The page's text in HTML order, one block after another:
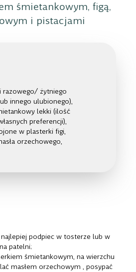
śmietankowym, figą,
i pistacjami
razowego/ żytniego
innego ulubionego),
lekki (ilość
preferencji),
w plasterki figi,
orzechowego,
podpiec w tosterze lub w
patelni;
śmietankowym, na wierzchu
masłem orzechowym , posypać